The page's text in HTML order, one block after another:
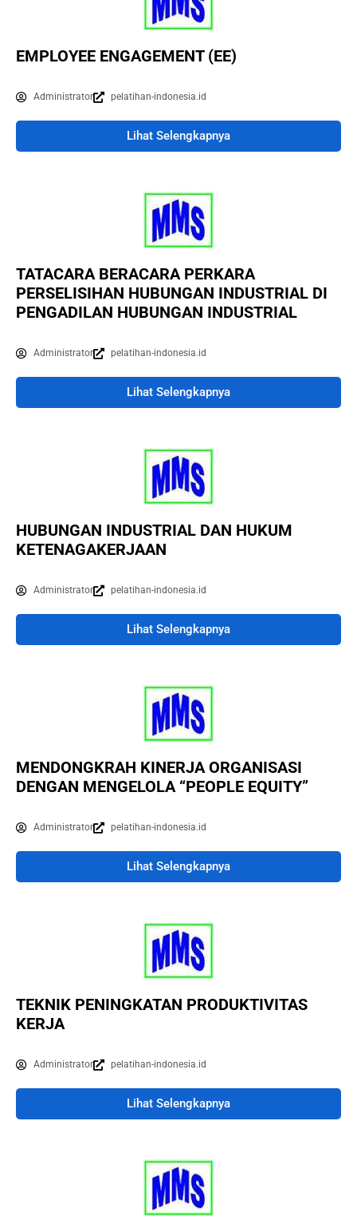
EMPLOYEE ENGAGEMENT (EE)
Administrator pelatihan-indonesia.id
Lihat Selengkapnya
TATACARA BERACARA PERKARA
PERSELISIHAN HUBUNGAN INDUSTRIAL DI
PENGADILAN HUBUNGAN INDUSTRIAL
Administrator pelatihan-indonesia.id
Lihat Selengkapnya
HUBUNGAN INDUSTRIAL DAN HUKUM
KETENAGAKERJAAN
Administrator pelatihan-indonesia.id
Lihat Selengkapnya
MENDONGKRAH KINERJA ORGANISASI
DENGAN MENGELOLA “PEOPLE EQUITY”
Administrator pelatihan-indonesia.id
Lihat Selengkapnya
TEKNIK PENINGKATAN PRODUKTIVITAS
KERJA
Administrator pelatihan-indonesia.id
Lihat Selengkapnya